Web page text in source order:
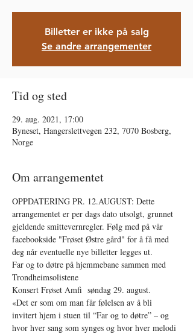
Billetter er ikke på salg
Se andre arrangementer
Tid og sted
29. aug. 2021, 17:00
Byneset, Hangerslettvegen 232, 7070 Bosberg,
Norge
Om arrangementet
OPPDATERING PR. 12.AUGUST: Dette
arrangementet er per dags dato utsolgt, grunnet
gjeldende smittevernregler. Følg med på vår
facebookside "Frøset Østre gård" for å få med
deg når eventuelle nye billetter legges ut.
Far og to døtre på hjemmebane sammen med
Trondheimsolistene
Konsert Frøset Amfi  søndag 29. august.
«Det er som om man får følelsen av å bli
invitert hjem i stuen til “Far og to døtre” – og
hvor hver sang som synges og hvor hver melodi